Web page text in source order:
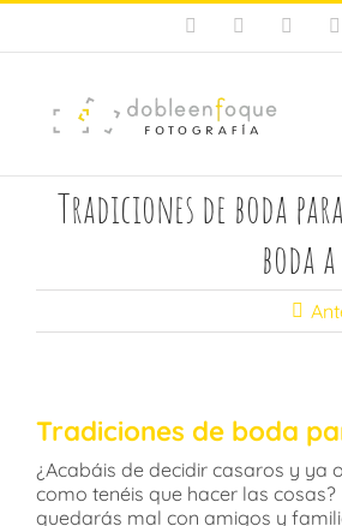
Saltar
contenido
Facebook
Tradiciones de boda
boda
Tradiciones de boda
¿Acabáis de decidir casaros y ya
como tenéis que hacer las
quedarás mal con amigos y